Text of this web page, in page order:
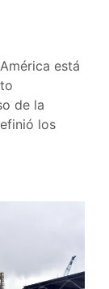
está
de la
los